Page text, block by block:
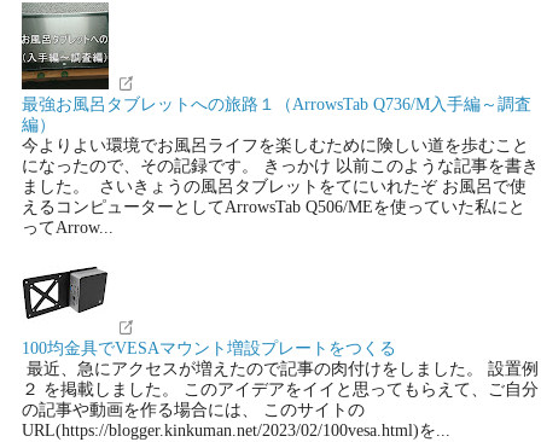
最強お風呂タブレットへの旅路１（ArrowsTab Q736/M入手編～調査
編）
今よりよい環境でお風呂ライフを楽しむために険しい道を歩むこと
になったので、その記録です。 きっかけ 以前このような記事を書き
ました。 さいきょうの風呂タブレットをてにいれたぞ お風呂で使
えるコンピューターとしてArrowsTab Q506/MEを使っていた私にと
ってArrow...
100均金具でVESAマウント増設プレートをつくる
最近、急にアクセスが増えたので記事の肉付けをしました。 設置例
２ を掲載しました。 このアイデアをイイと思ってもらえて、ご自分
の記事や動画を作る場合には、 このサイトの
URL(https://blogger.kinkuman.net/2023/02/100vesa.html)を...